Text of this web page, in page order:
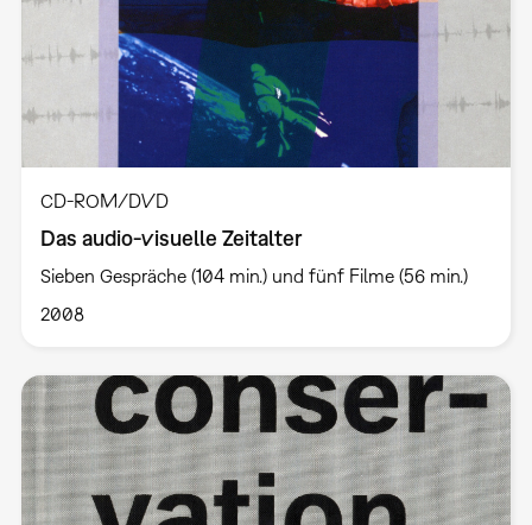
CD-ROM/DVD
Das audio-visuelle Zeitalter
Sieben Gespräche (104 min.) und fünf Filme (56 min.)
2008